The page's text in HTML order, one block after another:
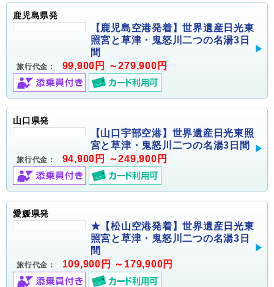
鹿児島県発
【鹿児島空港発着】世界遺産日光東
照宮と草津・鬼怒川二つの名湯3日
間
旅行代金： 99,900円 ～279,900円
山口県発
【山口宇部空港】世界遺産日光東照
宮と草津・鬼怒川二つの名湯3日間
旅行代金： 94,900円 ～249,900円
愛媛県発
★【松山空港発着】世界遺産日光東
照宮と草津・鬼怒川二つの名湯3日
間
旅行代金： 109,900円 ～179,900円